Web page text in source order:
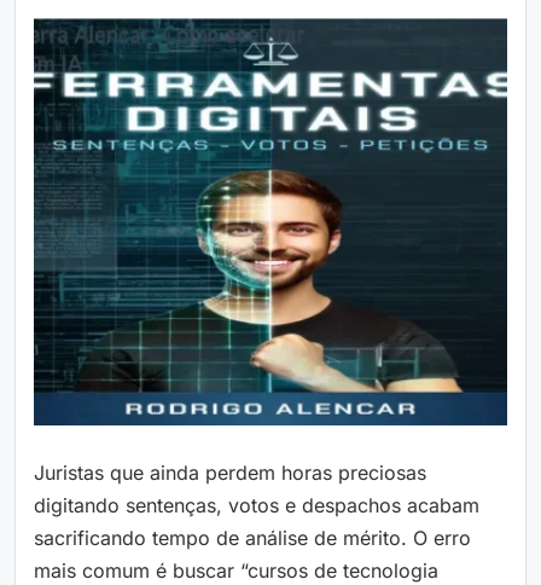
Juristas que ainda perdem horas preciosas
digitando sentenças, votos e despachos acabam
sacrificando tempo de análise de mérito. O erro
mais comum é buscar “cursos de tecnologia